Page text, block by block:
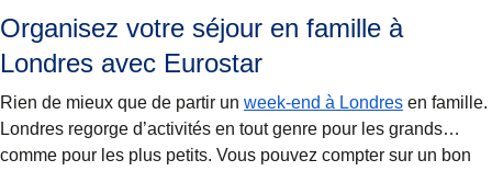
Organisez votre séjour en famille à
Londres avec Eurostar
Rien de mieux que de partir un week-end à Londres en famille.
Londres regorge d’activités en tout genre pour les grands…
comme pour les plus petits. Vous pouvez compter sur un bon